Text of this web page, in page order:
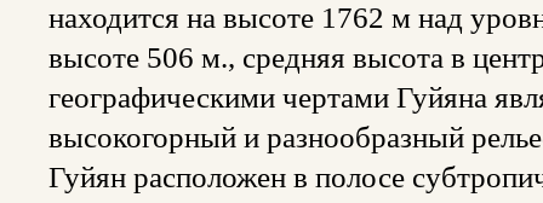
находится на высоте 1762 м над
высоте 506 м., средняя высота в
географическими чертами Гуйяна
высокогорный и разнообразный
Гуйян расположен в полосе